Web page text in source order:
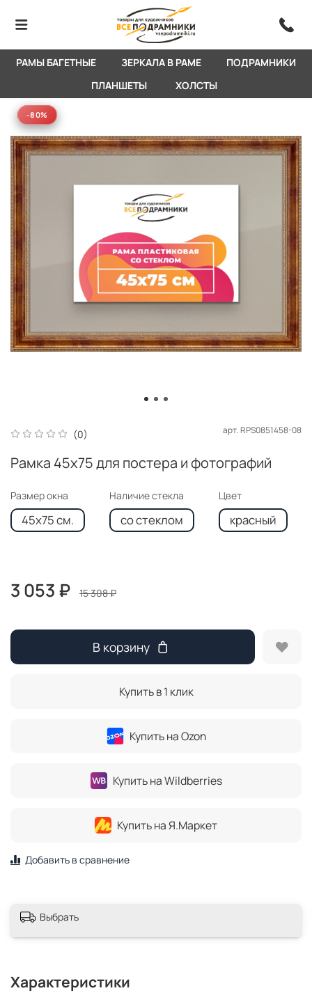
РАМЫ БАГЕТНЫЕ ЗЕРКАЛА В РАМЕ
ПОДРАМНИКИ
ПЛАНШЕТЫ
ХОЛСТЫ
-80%
-80%
(0) арт.RPS0851458-08
Рамка 45x75 для постера и фотографий
Размер окна
45x75 см.
Наличие стекла
со стеклом
Цвет
красный
3 053 ₽ 15 308 ₽
В корзину
Купить в 1 клик
Купить на Ozon
Купить на Wildberries
Купить на Я.Маркет
Добавить в сравнение
Выбрать
Характеристики